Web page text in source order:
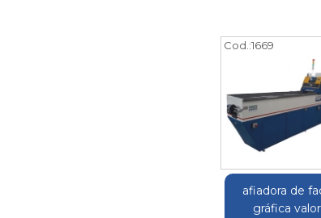
Cod.:1669
afiadora de
gráfica valor